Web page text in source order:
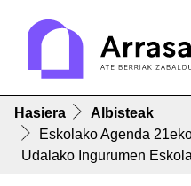
Hasiera
Albisteak
Eskolako Agenda
Udalako Ingurumen